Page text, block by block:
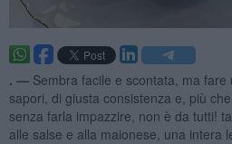
. — Sembra facile e scontata, ma
sapori, di giusta consistenza e, più
senza farla impazzire, non è da tutti!
alle salse e alla maionese, una intera